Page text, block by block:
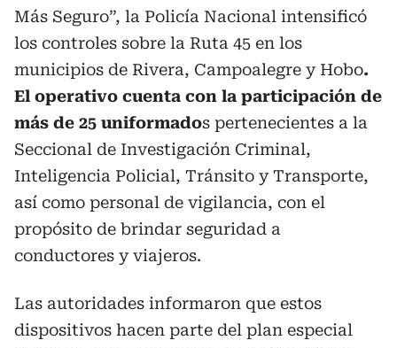
Más Seguro”, la Policía Nacional intensificó
los controles sobre la Ruta 45 en los
municipios de Rivera, Campoalegre y Hobo.
El operativo cuenta con la participación de
más de 25 uniformados pertenecientes a la
Seccional de Investigación Criminal,
Inteligencia Policial, Tránsito y Transporte,
así como personal de vigilancia, con el
propósito de brindar seguridad a
conductores y viajeros.
Las autoridades informaron que estos
dispositivos hacen parte del plan especial